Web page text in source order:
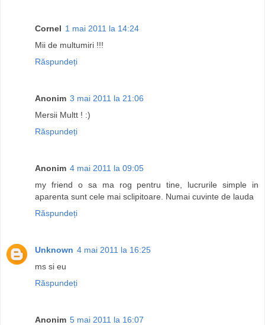
Cornel 1 mai 2011 la 14:24
Mii de multumiri !!!
Răspundeți
Anonim 3 mai 2011 la 21:06
Mersii Multt ! :)
Răspundeți
Anonim 4 mai 2011 la 09:05
my friend o sa ma rog pentru tine, lucrurile simple in
aparenta sunt cele mai sclipitoare. Numai cuvinte de lauda
Răspundeți
Unknown 4 mai 2011 la 16:25
ms si eu
Răspundeți
Anonim 5 mai 2011 la 16:07